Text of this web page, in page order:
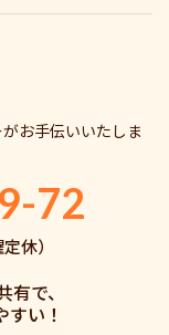
お手伝いいたしま
72
休）
で、
い！